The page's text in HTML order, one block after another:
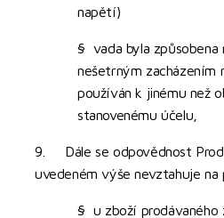
napětí)
§ vada byla způsobena
nešetrným zacházením
používán k jinému než
stanovenému účelu,
9. Dále se odpovědnost
uvedeném výše nevztahuje na
§ u zboží prodávaného